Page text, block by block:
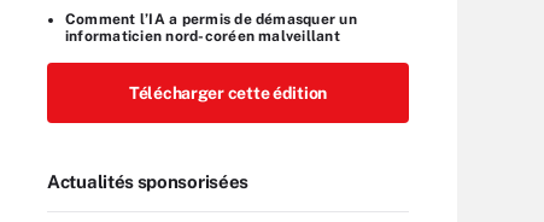
Comment l’IA a permis de démasquer un
informaticien nord-coréen malveillant
Télécharger cette édition
Actualités sponsorisées